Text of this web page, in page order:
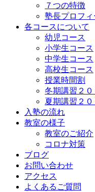
７つの特徴
塾長プロフ
各コースについて
幼児コース
小学生コース
中学生コース
高校生コース
授業時間割
冬期講習２０
夏期講習２０
入塾の流れ
教室の様子
教室のご紹介
コロナ対策
ブログ
お問い合わせ
アクセス
よくあるご質問